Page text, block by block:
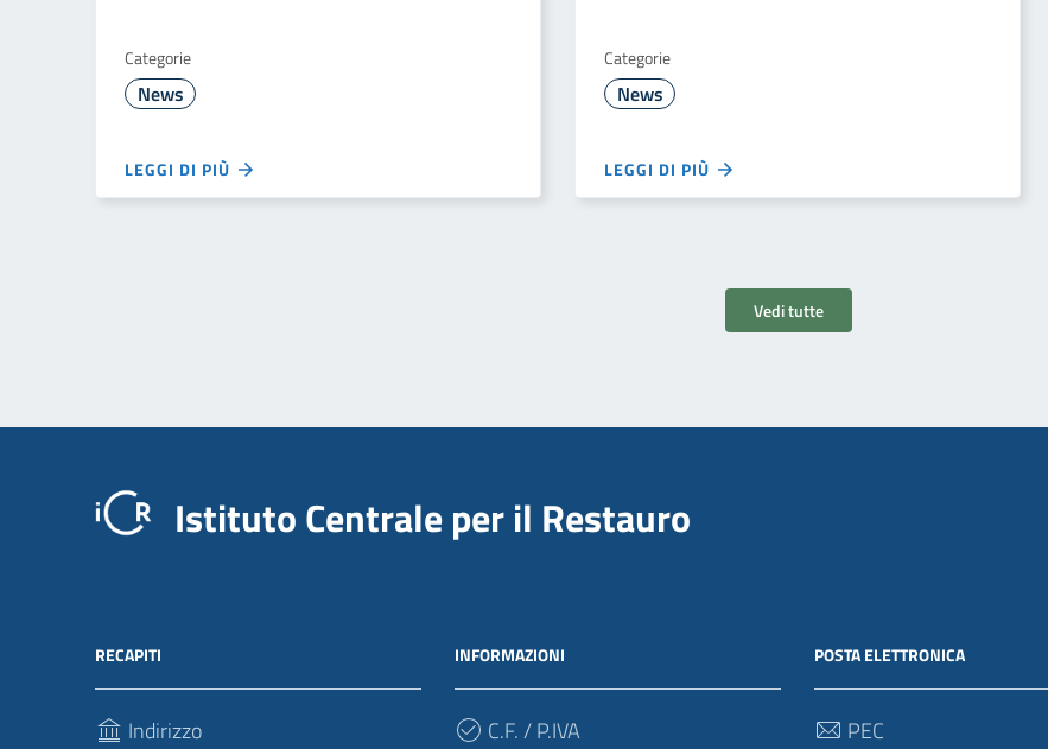
Categorie
News
LEGGI DI PIÙ
Categorie
News
LEGGI DI PIÙ
Vedi tutte
Istituto Centrale per il Restauro
RECAPITI
Indirizzo
INFORMAZIONI
C.F. / P.IVA
POSTA ELETTRONICA
PEC